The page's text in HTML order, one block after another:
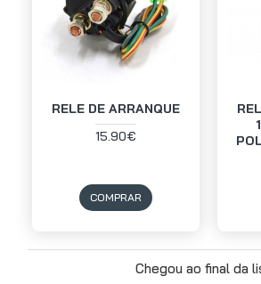
RELE DE ARRANQUE
15.90€
COMPRAR
Chegou ao final da